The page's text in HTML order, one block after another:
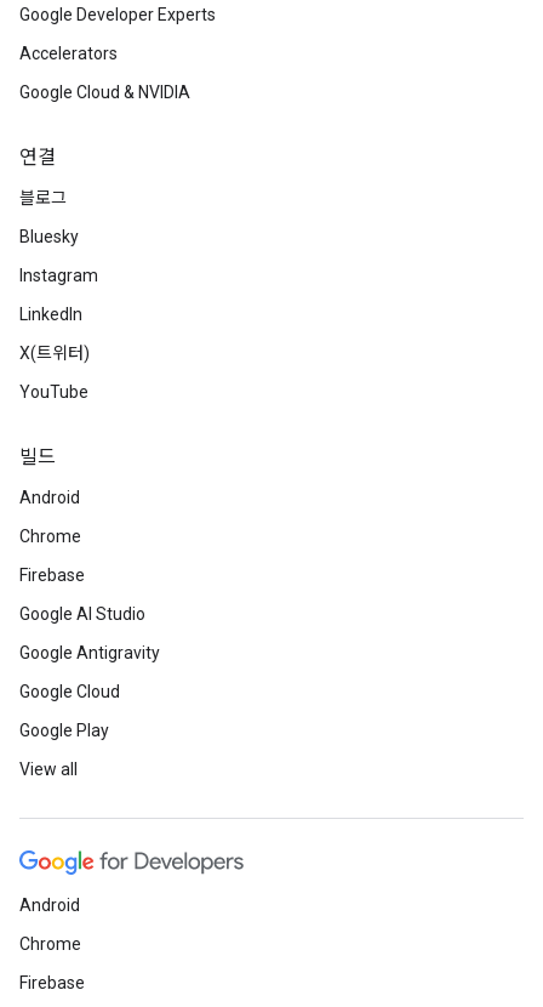
Google Developer Experts
Accelerators
Google Cloud & NVIDIA
연결
블로그
Bluesky
Instagram
LinkedIn
X(트위터)
YouTube
빌드
Android
Chrome
Firebase
Google AI Studio
Google Antigravity
Google Cloud
Google Play
View all
Android
Chrome
Firebase